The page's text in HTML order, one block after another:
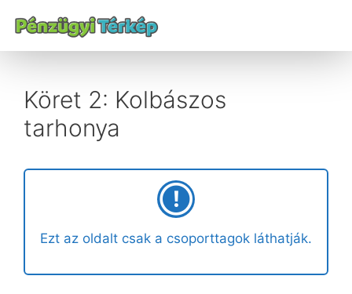
Köret 2: Kolbászos
tarhonya
Ezt az oldalt csak a csoporttagok láthatják.